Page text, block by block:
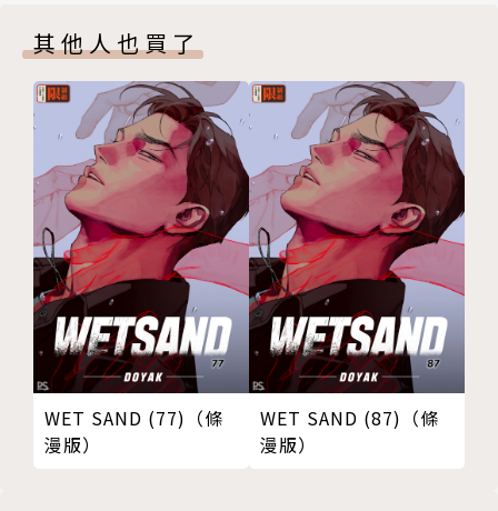
其他人也買了
WET SAND (77)（條
漫版）
WET SAND (87)（條
漫版）